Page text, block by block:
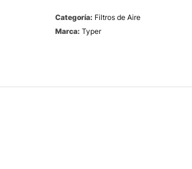
Categoría: Filtros de Aire
Marca: Typer